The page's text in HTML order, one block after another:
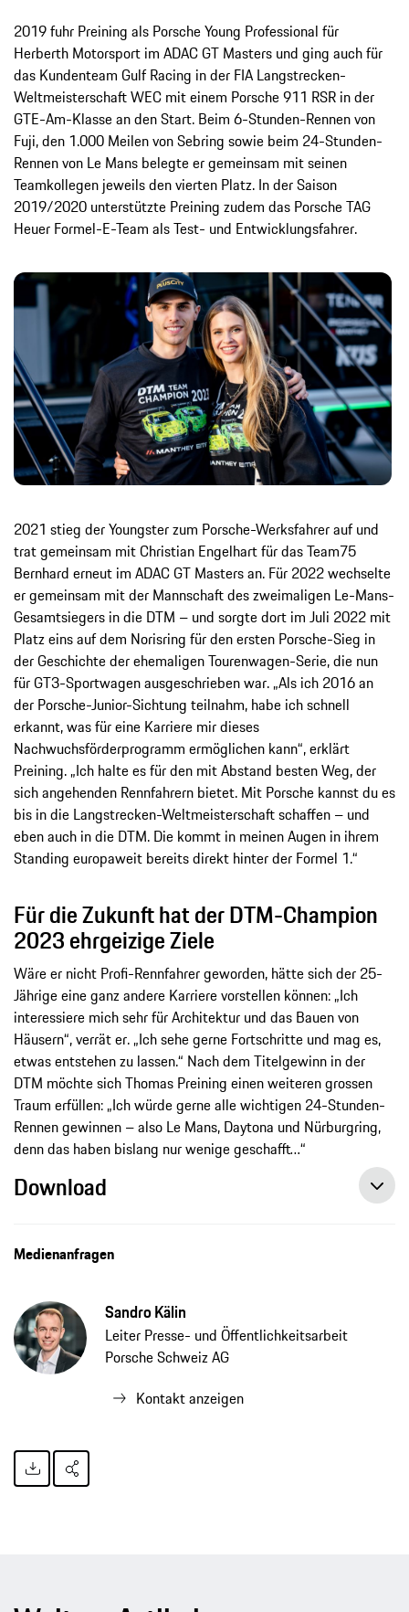
2019 fuhr Preining als Porsche Young Professional für
Herberth Motorsport im ADAC GT Masters und ging auch für
das Kundenteam Gulf Racing in der FIA Langstrecken-
Weltmeisterschaft WEC mit einem Porsche 911 RSR in der
GTE-Am-Klasse an den Start. Beim 6-Stunden-Rennen von
Fuji, den 1.000 Meilen von Sebring sowie beim 24-Stunden-
Rennen von Le Mans belegte er gemeinsam mit seinen
Teamkollegen jeweils den vierten Platz. In der Saison
2019/2020 unterstützte Preining zudem das Porsche TAG
Heuer Formel-E-Team als Test- und Entwicklungsfahrer.
2021 stieg der Youngster zum Porsche-Werksfahrer auf und
trat gemeinsam mit Christian Engelhart für das Team75
Bernhard erneut im ADAC GT Masters an. Für 2022 wechselte
er gemeinsam mit der Mannschaft des zweimaligen Le-Mans-
Gesamtsiegers in die DTM – und sorgte dort im Juli 2022 mit
Platz eins auf dem Norisring für den ersten Porsche-Sieg in
der Geschichte der ehemaligen Tourenwagen-Serie, die nun
für GT3-Sportwagen ausgeschrieben war. „Als ich 2016 an
der Porsche-Junior-Sichtung teilnahm, habe ich schnell
erkannt, was für eine Karriere mir dieses
Nachwuchsförderprogramm ermöglichen kann“, erklärt
Preining. „Ich halte es für den mit Abstand besten Weg, der
sich angehenden Rennfahrern bietet. Mit Porsche kannst du es
bis in die Langstrecken-Weltmeisterschaft schaffen – und
eben auch in die DTM. Die kommt in meinen Augen in ihrem
Standing europaweit bereits direkt hinter der Formel 1.“
Für die Zukunft hat der DTM-Champion
2023 ehrgeizige Ziele
Wäre er nicht Profi-Rennfahrer geworden, hätte sich der 25-
Jährige eine ganz andere Karriere vorstellen können: „Ich
interessiere mich sehr für Architektur und das Bauen von
Häusern“, verrät er. „Ich sehe gerne Fortschritte und mag es,
etwas entstehen zu lassen.“ Nach dem Titelgewinn in der
DTM möchte sich Thomas Preining einen weiteren grossen
Traum erfüllen: „Ich würde gerne alle wichtigen 24-Stunden-
Rennen gewinnen – also Le Mans, Daytona und Nürburgring,
denn das haben bislang nur wenige geschafft…“
Download
Medienanfragen
Sandro Kälin
Leiter Presse- und Öffentlichkeitsarbeit
Porsche Schweiz AG
Kontakt anzeigen